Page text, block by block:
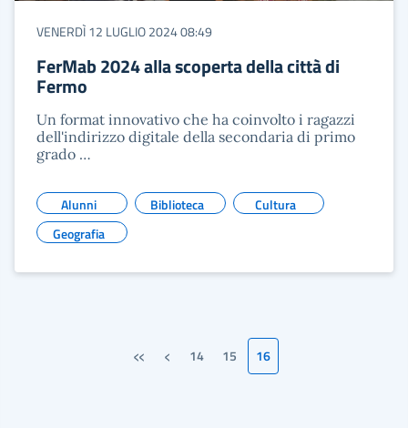
VENERDÌ 12 LUGLIO 2024 08:49
FerMab 2024 alla scoperta della città di
Fermo
Un format innovativo che ha coinvolto i ragazzi
dell'indirizzo digitale della secondaria di primo
grado …
Alunni Biblioteca
Cultura
Geografia
«Prima pagina
‹Pagina precedente
14 15 16